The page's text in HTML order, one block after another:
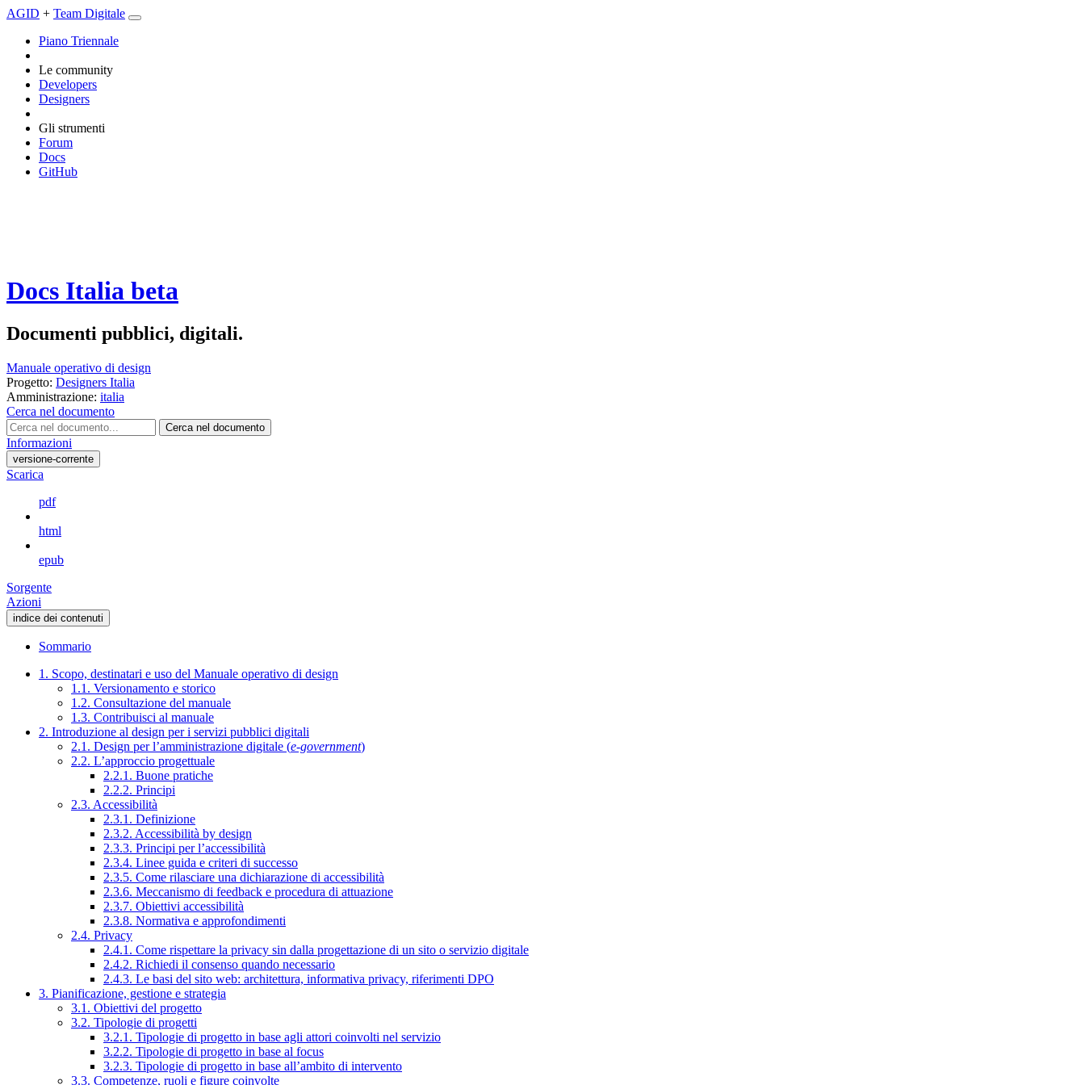
AGID + Team Digitale
Piano Triennale
Le community
Developers
Designers
Gli strumenti
Forum
Docs
GitHub
Docs Italia beta
Documenti pubblici, digitali.
Manuale operativo di design
Progetto: Designers Italia
Amministrazione: italia
Cerca nel documento
Cerca nel documento
Informazioni
versione-corrente
Scarica
pdf
html
epub
Sorgente
Azioni
indice dei contenuti
Sommario
1. Scopo, destinatari e uso del Manuale operativo di design
1.1. Versionamento e storico
1.2. Consultazione del manuale
1.3. Contribuisci al manuale
2. Introduzione al design per i servizi pubblici digitali
2.1. Design per l’amministrazione digitale (e-government)
2.2. L’approccio progettuale
2.2.1. Buone pratiche
2.2.2. Principi
2.3. Accessibilità
2.3.1. Definizione
2.3.2. Accessibilità by design
2.3.3. Principi per l’accessibilità
2.3.4. Linee guida e criteri di successo
2.3.5. Come rilasciare una dichiarazione di accessibilità
2.3.6. Meccanismo di feedback e procedura di attuazione
2.3.7. Obiettivi accessibilità
2.3.8. Normativa e approfondimenti
2.4. Privacy
2.4.1. Come rispettare la privacy sin dalla progettazione di un sito o servizio digitale
2.4.2. Richiedi il consenso quando necessario
2.4.3. Le basi del sito web: architettura, informativa privacy, riferimenti DPO
3. Pianificazione, gestione e strategia
3.1. Obiettivi del progetto
3.2. Tipologie di progetti
3.2.1. Tipologie di progetto in base agli attori coinvolti nel servizio
3.2.2. Tipologie di progetto in base al focus
3.2.3. Tipologie di progetto in base all’ambito di intervento
3.3. Competenze, ruoli e figure coinvolte